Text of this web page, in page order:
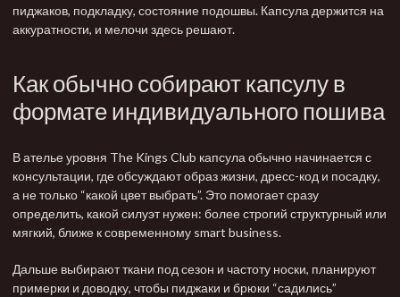
пиджаков, подкладку, состояние подошвы. Капсула держится на
аккуратности, и мелочи здесь решают.
Как обычно собирают капсулу в
формате индивидуального пошива
В ателье уровня The Kings Club капсула обычно начинается с
консультации, где обсуждают образ жизни, дресс-код и посадку,
а не только “какой цвет выбрать”. Это помогает сразу
определить, какой силуэт нужен: более строгий структурный или
мягкий, ближе к современному smart business.
Дальше выбирают ткани под сезон и частоту носки, планируют
примерки и доводку, чтобы пиджаки и брюки “садились”